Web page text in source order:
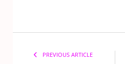
PREVIOUS ARTICLE